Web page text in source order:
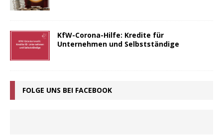
KfW-Corona-Hilfe: Kredite für
Unternehmen und Selbstständige
FOLGE UNS BEI FACEBOOK